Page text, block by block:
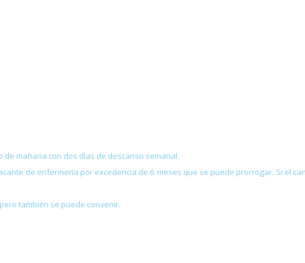
mañana con dos días de descanso semanal.
de enfermería por excedencia de 6 meses que se puede prorrogar. Si el
también se puede convenir.